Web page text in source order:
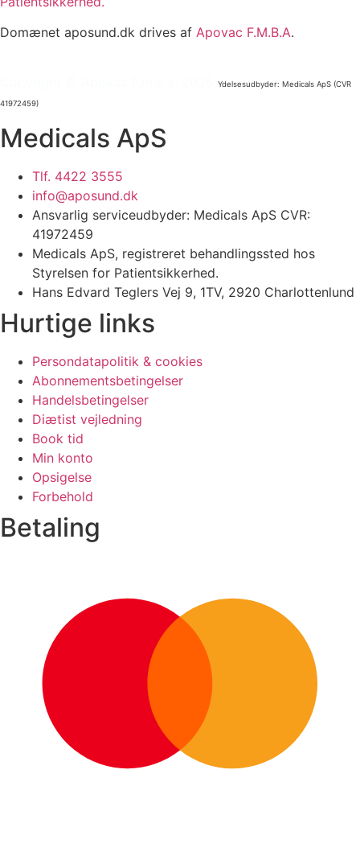
Domænet aposund.dk drives af Apovac F.M.B.A.
Ydelsesudbyder: Medicals ApS (CVR
41972459)
Medicals ApS
Tlf. 4422 3555
info@aposund.dk
Ansvarlig serviceudbyder: Medicals ApS CVR:
41972459
Medicals ApS, registreret behandlingssted hos
Styrelsen for Patientsikkerhed.
Hans Edvard Teglers Vej 9, 1TV, 2920 Charlottenlund
Hurtige links
Persondatapolitik & cookies
Abonnementsbetingelser
Handelsbetingelser
Diætist vejledning
Book tid
Min konto
Opsigelse
Forbehold
Betaling